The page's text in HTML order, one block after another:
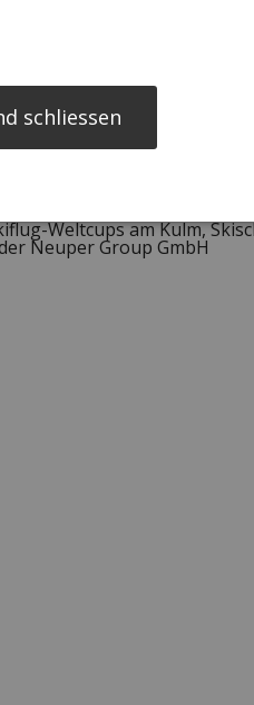
schliessen
Übernahme der väterlichen
1-Stars Gerhard
Veranstalter diverser
Sporthilfe
der Neuper
"Flatline"
Century, aus der später
zusammengeführt
Weltcups am Kulm,
Neuper Group GmbH